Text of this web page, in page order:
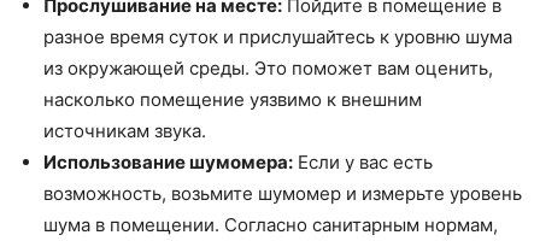
Прослушивание на месте: Пойдите в помещение в
разное время суток и прислушайтесь к уровню шума
из окружающей среды. Это поможет вам оценить,
насколько помещение уязвимо к внешним
источникам звука.
Использование шумомера: Если у вас есть
возможность, возьмите шумомер и измерьте уровень
шума в помещении. Согласно санитарным нормам,